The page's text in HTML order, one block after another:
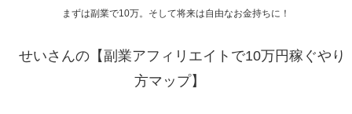
まずは副業で10万。そして将来は自由なお金持ちに！
せいさんの【副業アフィリエイトで10万円稼ぐやり
方マップ】